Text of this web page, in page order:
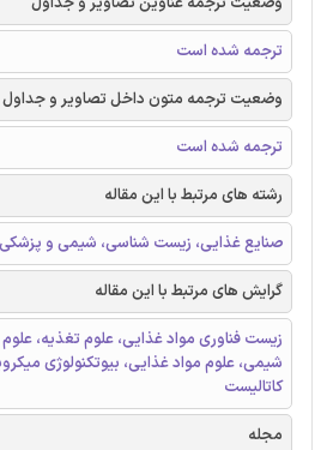
ترجمه شده است
وضعیت ترجمه متون داخل تصاویر و جداول
ترجمه شده است
رشته های مرتبط با این مقاله
صنایع غذایی، زیست شناسی، شیمی و پزشکی
گرایش های مرتبط با این مقاله
زیست فناوری مواد غذایی، علوم تغذیه،
شیمی، علوم مواد غذایی، بیوتکنولوژی
کاتالیست
مجله